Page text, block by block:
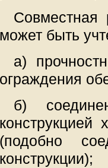
Совместная
может быть
а)
ограждения
б)
конструкцией
(подобно
конструкции);